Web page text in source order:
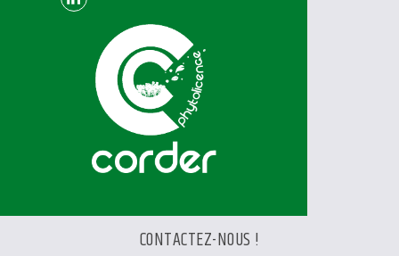
Linkedin
CONTACTEZ-NOUS !